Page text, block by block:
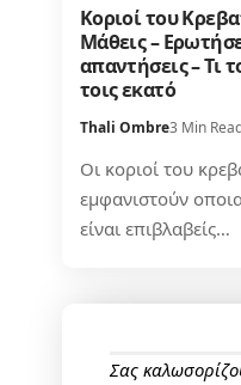
Κοριοί του
Μάθεις –
απαντήσεις – Τι
τοις εκατό
Thali Ombre3 Min
Οι κοριοί του
εμφανιστούν
είναι επιβλαβείς…
Σας